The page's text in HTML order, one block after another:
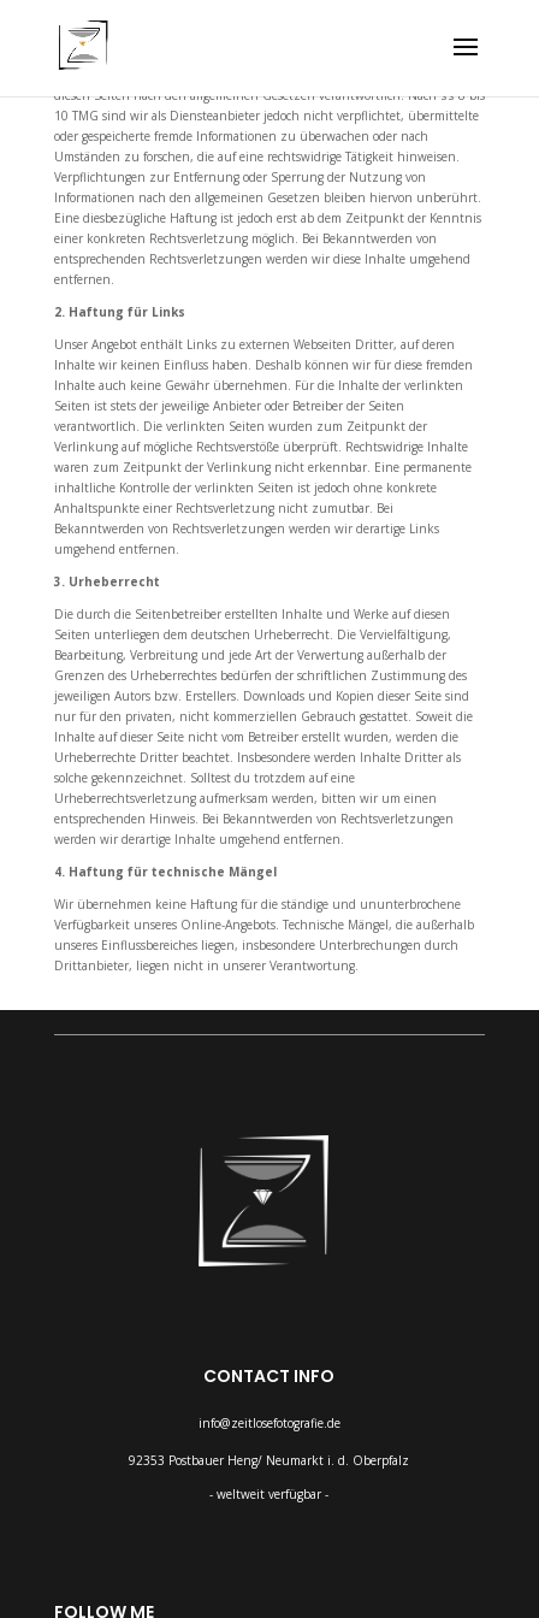
1. Haftung für Inhalte
Als Diensteanbieter sind wir gemäß § 7 Abs.1 TMG für eigene Inhalte auf
diesen Seiten nach den allgemeinen Gesetzen verantwortlich. Nach §§ 8 bis
10 TMG sind wir als Diensteanbieter jedoch nicht verpflichtet, übermittelte
oder gespeicherte fremde Informationen zu überwachen oder nach
Umständen zu forschen, die auf eine rechtswidrige Tätigkeit hinweisen.
Verpflichtungen zur Entfernung oder Sperrung der Nutzung von
Informationen nach den allgemeinen Gesetzen bleiben hiervon unberührt.
Eine diesbezügliche Haftung ist jedoch erst ab dem Zeitpunkt der Kenntnis
einer konkreten Rechtsverletzung möglich. Bei Bekanntwerden von
entsprechenden Rechtsverletzungen werden wir diese Inhalte umgehend
entfernen.
2. Haftung für Links
Unser Angebot enthält Links zu externen Webseiten Dritter, auf deren
Inhalte wir keinen Einfluss haben. Deshalb können wir für diese fremden
Inhalte auch keine Gewähr übernehmen. Für die Inhalte der verlinkten
Seiten ist stets der jeweilige Anbieter oder Betreiber der Seiten
verantwortlich. Die verlinkten Seiten wurden zum Zeitpunkt der
Verlinkung auf mögliche Rechtsverstöße überprüft. Rechtswidrige Inhalte
waren zum Zeitpunkt der Verlinkung nicht erkennbar. Eine permanente
inhaltliche Kontrolle der verlinkten Seiten ist jedoch ohne konkrete
Anhaltspunkte einer Rechtsverletzung nicht zumutbar. Bei
Bekanntwerden von Rechtsverletzungen werden wir derartige Links
umgehend entfernen.
3. Urheberrecht
Die durch die Seitenbetreiber erstellten Inhalte und Werke auf diesen
Seiten unterliegen dem deutschen Urheberrecht. Die Vervielfältigung,
Bearbeitung, Verbreitung und jede Art der Verwertung außerhalb der
Grenzen des Urheberrechtes bedürfen der schriftlichen Zustimmung des
jeweiligen Autors bzw. Erstellers. Downloads und Kopien dieser Seite sind
nur für den privaten, nicht kommerziellen Gebrauch gestattet. Soweit die
Inhalte auf dieser Seite nicht vom Betreiber erstellt wurden, werden die
Urheberrechte Dritter beachtet. Insbesondere werden Inhalte Dritter als
solche gekennzeichnet. Solltest du trotzdem auf eine
Urheberrechtsverletzung aufmerksam werden, bitten wir um einen
entsprechenden Hinweis. Bei Bekanntwerden von Rechtsverletzungen
werden wir derartige Inhalte umgehend entfernen.
4. Haftung für technische Mängel
Wir übernehmen keine Haftung für die ständige und ununterbrochene
Verfügbarkeit unseres Online-Angebots. Technische Mängel, die außerhalb
unseres Einflussbereiches liegen, insbesondere Unterbrechungen durch
Drittanbieter, liegen nicht in unserer Verantwortung.
CONTACT INFO
info@zeitlosefotografie.de
92353 Postbauer Heng/ Neumarkt i. d. Oberpfalz
- weltweit verfügbar -
FOLLOW ME